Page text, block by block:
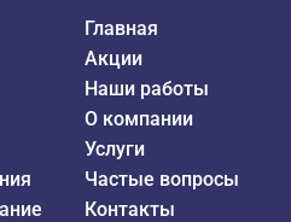
Главная
Акции
Наши работы
О компании
Услуги
Частые вопросы
Контакты